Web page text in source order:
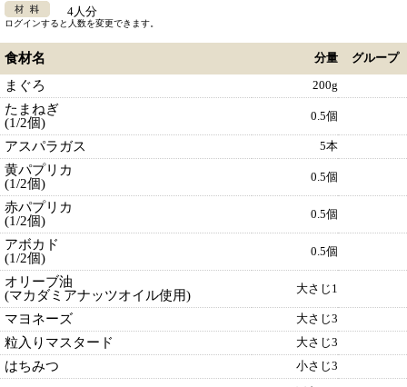
4人分
ログインすると人数を変更できます。
食材名 分量 グループ
まぐろ 200g
たまねぎ
(1/2個)
0.5個
アスパラガス 5本
黄パプリカ
(1/2個)
0.5個
赤パプリカ
(1/2個)
0.5個
アボカド
(1/2個)
0.5個
オリーブ油
(マカダミアナッツオイル使用)
大さじ1
マヨネーズ 大さじ3
粒入りマスタード 大さじ3
はちみつ 小さじ3